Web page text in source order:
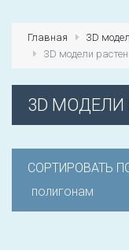
Главная
3D
3D модели
3D МОДЕЛИ
СОРТИРОВАТЬ
полигонам